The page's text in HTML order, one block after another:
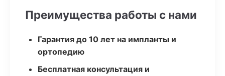
Преимущества работы с нами
Гарантия до 10 лет на импланты и
ортопедию
Бесплатная консультация и